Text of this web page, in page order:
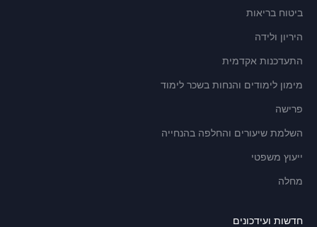
ביטוח בריאות
היריון ולידה
התעדכנות אקדמית
מימון לימודים והנחות בשכר לימוד
פרישה
השלמת שיעורים והחלפה בהנחייה
ייעוץ משפטי
מחלה
חדשות ועידכונים